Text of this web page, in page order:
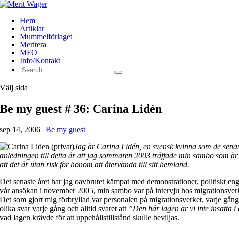
Hem
Artiklar
Mummelförlaget
Meritera
MFO
Info/Kontakt
Välj sida
Be my guest # 36: Carina Lidén
sep 14, 2006 | Be my guest
Jag är Carina Lidén, en svensk kvinna som de
anledningen till detta är att jag sommaren 2003 träffade min sambo som
att det är utan risk för honom att återvända till sitt hemland.
Det senaste året har jag oavbrutet kämpat med demonstrationer, politiskt
vår ansökan i november 2005, min sambo var på intervju hos
Det som gjort mig förbryllad var personalen på migrationsverket, varje
olika svar varje gång och alltid svaret att ”Den här lagen är vi inte insatta i
vad lagen krävde för att uppehållstillstånd skulle beviljas.